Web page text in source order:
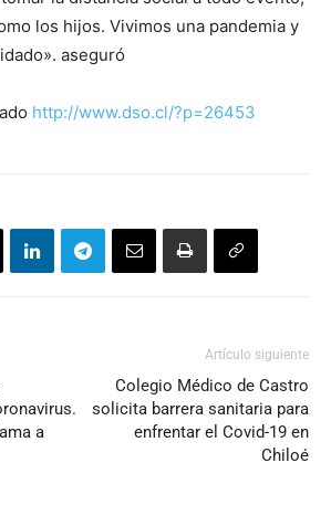
los hijos. Vivimos una pandemia y
aseguró
http://www.dso.cl/?p=26453
a
Artículo siguiente
Colegio Médico de Castro
solicita barrera sanitaria para
enfrentar el Covid-19 en
Chiloé